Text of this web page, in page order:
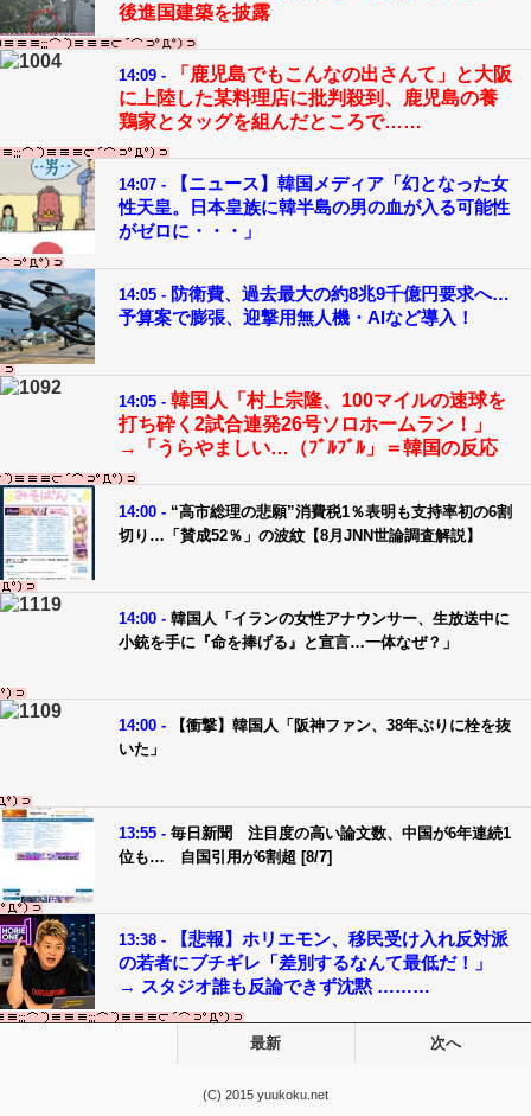
後進国建築を披露
14:09 -
「鹿児島でもこんなの出さんて」と大阪
に上陸した某料理店に批判殺到、鹿児島の養
鶏家とタッグを組んだところで……
14:07 -
【ニュース】韓国メディア「幻となった女
性天皇。日本皇族に韓半島の男の血が入る可能性
がゼロに・・・」
14:05 - 防衛費、過去最大の約8兆9千億円要求へ…
予算案で膨張、迎撃用無人機・AIなど導入！
14:05 - 韓国人「村上宗隆、100マイルの速球を
打ち砕く2試合連発26号ソロホームラン！」
→「うらやましい…（ﾌﾞﾙﾌﾞﾙ」＝韓国の反応
14:00 - “高市総理の悲願”消費税1％表明も支持率初の6割
切り…「賛成52％」の波紋【8月JNN世論調査解説】
14:00 - 韓国人「イランの女性アナウンサー、生放送中に
小銃を手に『命を捧げる』と宣言…一体なぜ？」
14:00 -
【衝撃】韓国人「阪神ファン、38年ぶりに栓を抜
いた」
13:55 - 毎日新聞 注目度の高い論文数、中国が6年連続1
位も… 自国引用が6割超 [8/7]
13:38 -
【悲報】ホリエモン、移民受け入れ反対派
の若者にブチギレ「差別するなんて最低だ！」
→ スタジオ誰も反論できず沈黙 ………
最新 次へ
(C) 2015 yuukoku.net